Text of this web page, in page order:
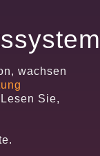
wachsen
Sie,